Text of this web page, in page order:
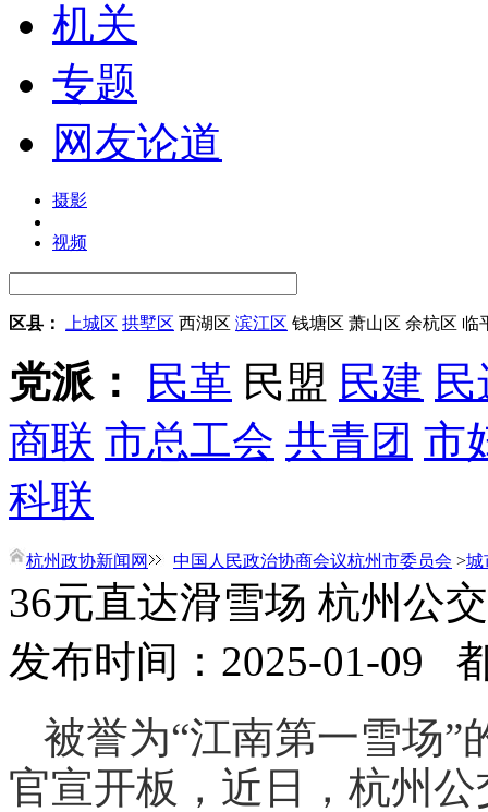
机关
专题
网友论道
摄影
视频
区县： 上城区 拱墅区 西湖区 滨江区 钱塘区 萧山区 余杭区 临
党派： 民革 民盟 民建
商联 市总工会 共青团 市
科联
杭州政协新闻网 中国人民政治协商会议杭州市委员会 >城
36元直达滑雪场 杭州公
发布时间：2025-01-09
被誉为“江南第一雪场”
官宣开板，近日，杭州